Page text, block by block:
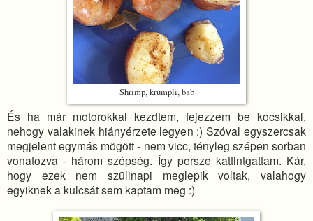
Shrimp, krumpli, bab
És ha már motorokkal kezdtem, fejezzem be kocsikkal,
nehogy valakinek hiányérzete legyen :) Szóval egyszercsak
megjelent egymás mögött - nem vicc, tényleg szépen sorban
vonatozva - három szépség. Így persze kattintgattam. Kár,
hogy ezek nem szülinapi meglepik voltak, valahogy
egyiknek a kulcsát sem kaptam meg :)